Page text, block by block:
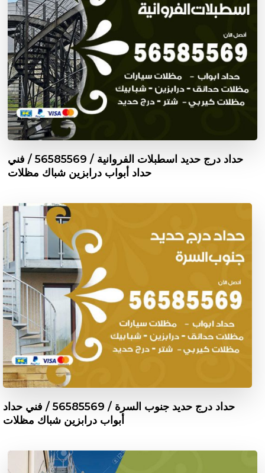
حداد درج حديد اسطبلات الفروانية / 56585569 / فني
حداد أبواب درابزين شباك مظلات
حداد درج حديد جنوب السرة / 56585569 / فني حداد
أبواب درابزين شباك مظلات